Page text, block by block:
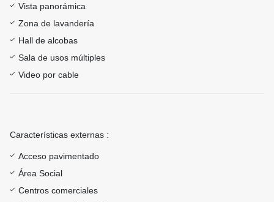
Vista panorámica
Zona de lavandería
Hall de alcobas
Sala de usos múltiples
Video por cable
Características externas :
Acceso pavimentado
Área Social
Centros comerciales